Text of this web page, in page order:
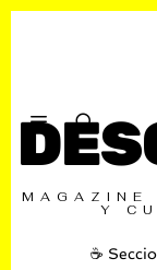
MAGAZINE
Y
☕️